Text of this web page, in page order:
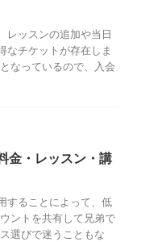
レッスンの追加や当日
なチケットが存在しま
なっているので、入会
金・レッスン・講
することによって、低
ントを共有して兄弟で
選びで迷うこともな